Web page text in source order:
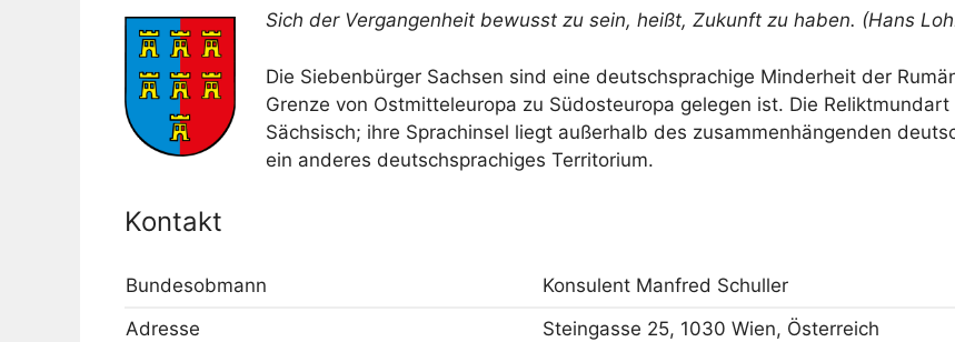
Sich der Vergangenheit bewusst zu sein, heißt, Zukunft zu haben. (Hans
Die Siebenbürger Sachsen sind eine deutschsprachige Minderheit der
Grenze von Ostmitteleuropa zu Südosteuropa gelegen ist. Die
Sächsisch; ihre Sprachinsel liegt außerhalb des zusammenhängenden
ein anderes deutschsprachiges Territorium.
Kontakt
Bundesobmann
Konsulent Manfred Schuller
Adresse
Steingasse 25, 1030 Wien, Österreich